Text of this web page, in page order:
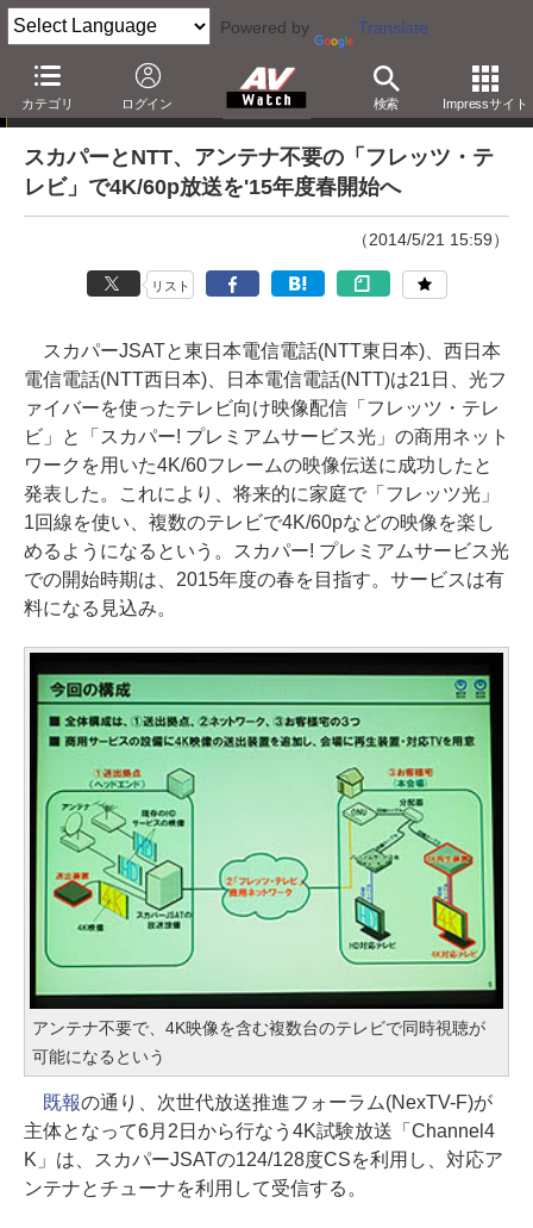
Powered by Translate
カテゴリ ログイン 検索 Impressサイト
ニュース
スカパーとNTT、アンテナ不要の「フレッツ・テ
レビ」で4K/60p放送を'15年度春開始へ
（2014/5/21 15:59）
リスト
スカパーJSATと東日本電信電話(NTT東日本)、西日本
電信電話(NTT西日本)、日本電信電話(NTT)は21日、光フ
ァイバーを使ったテレビ向け映像配信「フレッツ・テレ
ビ」と「スカパー! プレミアムサービス光」の商用ネット
ワークを用いた4K/60フレームの映像伝送に成功したと
発表した。これにより、将来的に家庭で「フレッツ光」
1回線を使い、複数のテレビで4K/60pなどの映像を楽し
めるようになるという。スカパー! プレミアムサービス光
での開始時期は、2015年度の春を目指す。サービスは有
料になる見込み。
アンテナ不要で、4K映像を含む複数台のテレビで同時視聴が
可能になるという
既報の通り、次世代放送推進フォーラム(NexTV-F)が
主体となって6月2日から行なう4K試験放送「Channel4
K」は、スカパーJSATの124/128度CSを利用し、対応ア
ンテナとチューナを利用して受信する。